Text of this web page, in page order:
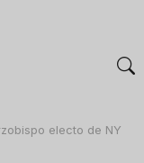
electo de NY